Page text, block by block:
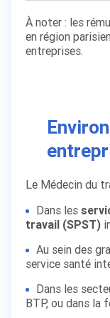
À noter : les
en région
entreprises.
Le Médecin du
Dans les
travail (SPST)
Au sein des
service santé
Dans les
BTP, ou dans la